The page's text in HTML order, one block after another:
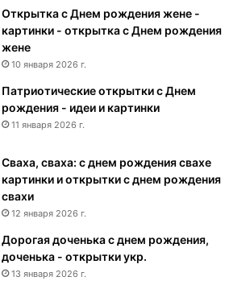
Открытка с Днем рождения жене -
картинки - открытка с Днем рождения
жене
10 января 2026 г.
Патриотические открытки с Днем
рождения - идеи и картинки
11 января 2026 г.
Сваха, сваха: с днем рождения свахе
картинки и открытки с днем рождения
свахи
12 января 2026 г.
Дорогая доченька с днем рождения,
доченька - открытки укр.
13 января 2026 г.